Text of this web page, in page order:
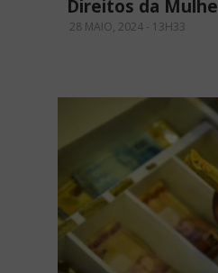
Direitos da
28 MAIO, 2024 - 13H33